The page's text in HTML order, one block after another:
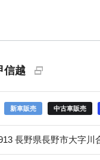
信越
新車販売 中古車販売
長野県長野市大字川